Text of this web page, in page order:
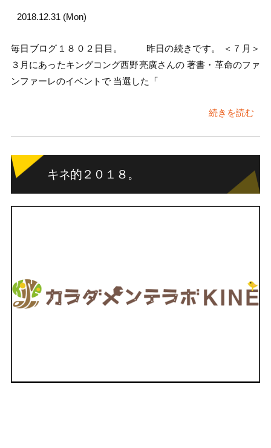
2018.12.31 (Mon)
毎日ブログ１８０２日目。 昨日の続きです。 ＜７月＞
３月にあったキングコング西野亮廣さんの 著書・革命のファ
ンファーレのイベントで 当選した「
続きを読む
キネ的２０１８。